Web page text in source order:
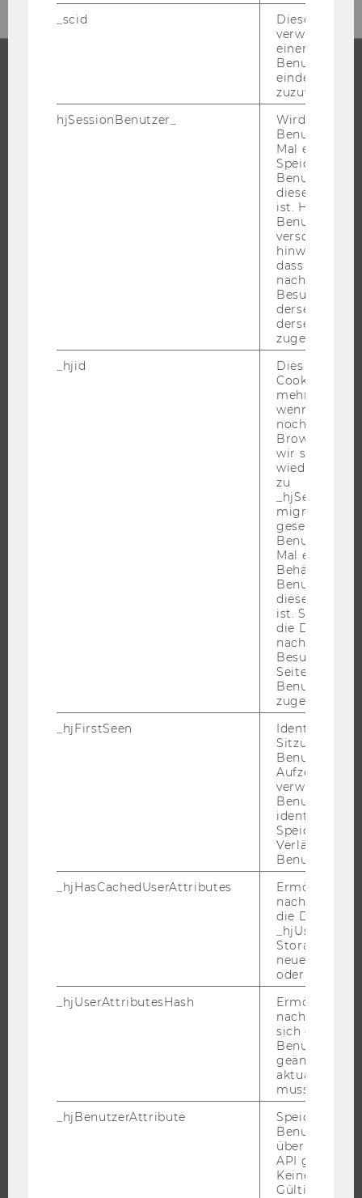
WARUM WU?
INTERNATIONALE UND INCOMING EXCHANGE STUDIERENDE
ANGEBOTE FÜR SCHULEN UND STUDIENINTERESSIERTE
JOBS MIT WU-STUDIUM
_scid
Dieses
verwendet,
einem/einer
Benutzer*in
eindeutige ID
zuzuweisen
hjSessionBenutzer_
Wird gesetzt,
Benutzer
Mal eine
Speichert die
Benutzer-ID,
diese Seite
ist. Hotjar
Benutzer
verschiedene
hinweg.Stellt
dass Daten
Besuchen auf
derselben
derselben
zugeordnet
_hjid
Dies ist ein
Cookie, das
mehr setzen,
wenn ein
noch in
Browser hat,
wir seinen
zu
migrieren.
gesetzt,
Benutzer
Mal eine
Behält die
Benutzer-ID
diese Seite
ist. Stellt
die Daten von
Besuchen
Seite
Benutzer-ID
zugeordnet
_hjFirstSeen
Identifiziert
Sitzung eines
Benutzers.
verwendet,
identifizieren.
Verlängert
_hjHasCachedUserAttributes
Ermöglicht
die Daten in
Storage auf
neuesten
oder nicht.
_hjUserAttributesHash
Ermöglicht
sich ein
geändert hat
aktualisiert
muss.
_hjBenutzerAttribute
Speichert
über die
API gesendet
Keine